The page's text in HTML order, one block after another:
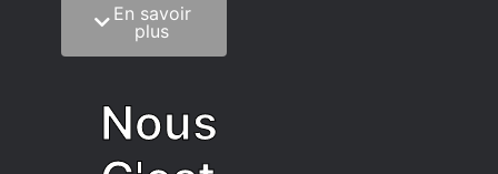
C’est quoi notre
méthode?
sagesse de la
vieillesse à une
En savoir
plus
Nous